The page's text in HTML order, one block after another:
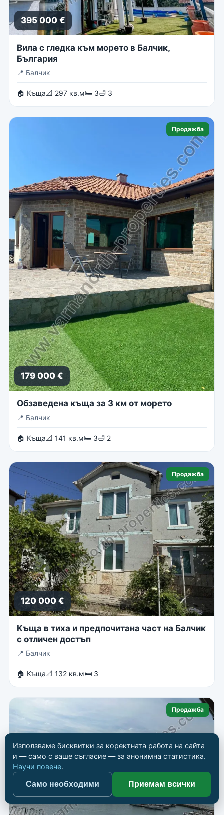
395 000 €
Вила с гледка към морето в Балчик,
България
📍 Балчик
🏠 Къща📐 297 кв.м🛏 3🛁 3
Продажба
179 000 €
Обзаведена къща за 3 км от морето
📍 Балчик
🏠 Къща📐 141 кв.м🛏 3🛁 2
Продажба
120 000 €
Къща в тиха и предпочитана част на Балчик
с отличен достъп
📍 Балчик
🏠 Къща📐 132 кв.м🛏 3
Продажба
Използваме бисквитки за коректната работа на сайта
и — само с ваше съгласие — за анонимна статистика.
Научи повече.
Само необходими Приемам всички